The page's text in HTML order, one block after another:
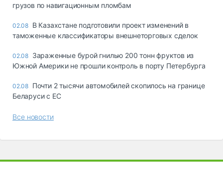
грузов по навигационным пломбам
02.08 В Казахстане подготовили проект изменений в
таможенные классификаторы внешнеторговых сделок
02.08 Зараженные бурой гнилью 200 тонн фруктов из
Южной Америки не прошли контроль в порту Петербурга
02.08 Почти 2 тысячи автомобилей скопилось на границе
Беларуси с ЕС
Все новости